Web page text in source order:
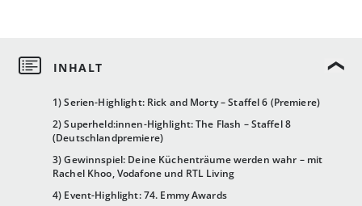
1) Serien-Highlight: Rick and Morty – Staffel 6 (Premiere)
2) Superheld:innen-Highlight: The Flash – Staffel 8
(Deutschlandpremiere)
3) Gewinnspiel: Deine Küchenträume werden wahr – mit
Rachel Khoo, Vodafone und RTL Living
4) Event-Highlight: 74. Emmy Awards